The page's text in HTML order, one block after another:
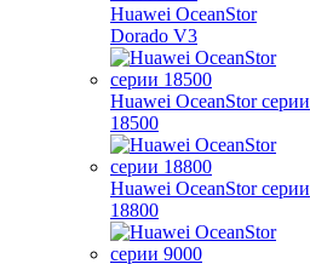
Huawei OceanStor
Dorado V3
Huawei OceanStor серии
18500
Huawei OceanStor серии
18800